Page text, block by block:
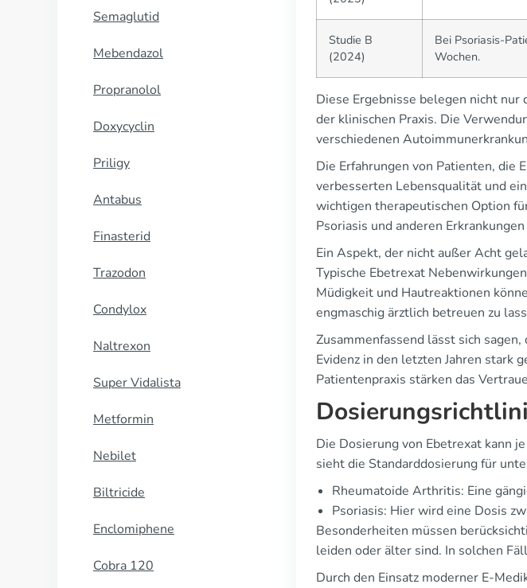
Semaglutid
Mebendazol
Propranolol
Doxycyclin
Priligy
Antabus
Finasterid
Trazodon
Condylox
Naltrexon
Super Vidalista
Metformin
Nebilet
Biltricide
Enclomiphene
Cobra 120
Studie B
(2024)
Bei Psoriasis-
Wochen.
Diese Ergebnisse belegen nicht
der klinischen Praxis. Die
verschiedenen
Die Erfahrungen von Patienten, die
verbesserten Lebensqualität und
wichtigen therapeutischen Option
Psoriasis und anderen
Ein Aspekt, der nicht außer Acht
Typische Ebetrexat
Müdigkeit und Hautreaktionen
engmaschig ärztlich betreuen zu
Zusammenfassend lässt sich
Evidenz in den letzten Jahren stark
Patientenpraxis stärken das
Die Dosierung von Ebetrexat kann
sieht die Standarddosierung für
Rheumatoide Arthritis: Eine
Psoriasis: Hier wird eine Dosis
Besonderheiten müssen
leiden oder älter sind. In solchen
Durch den Einsatz moderner E-